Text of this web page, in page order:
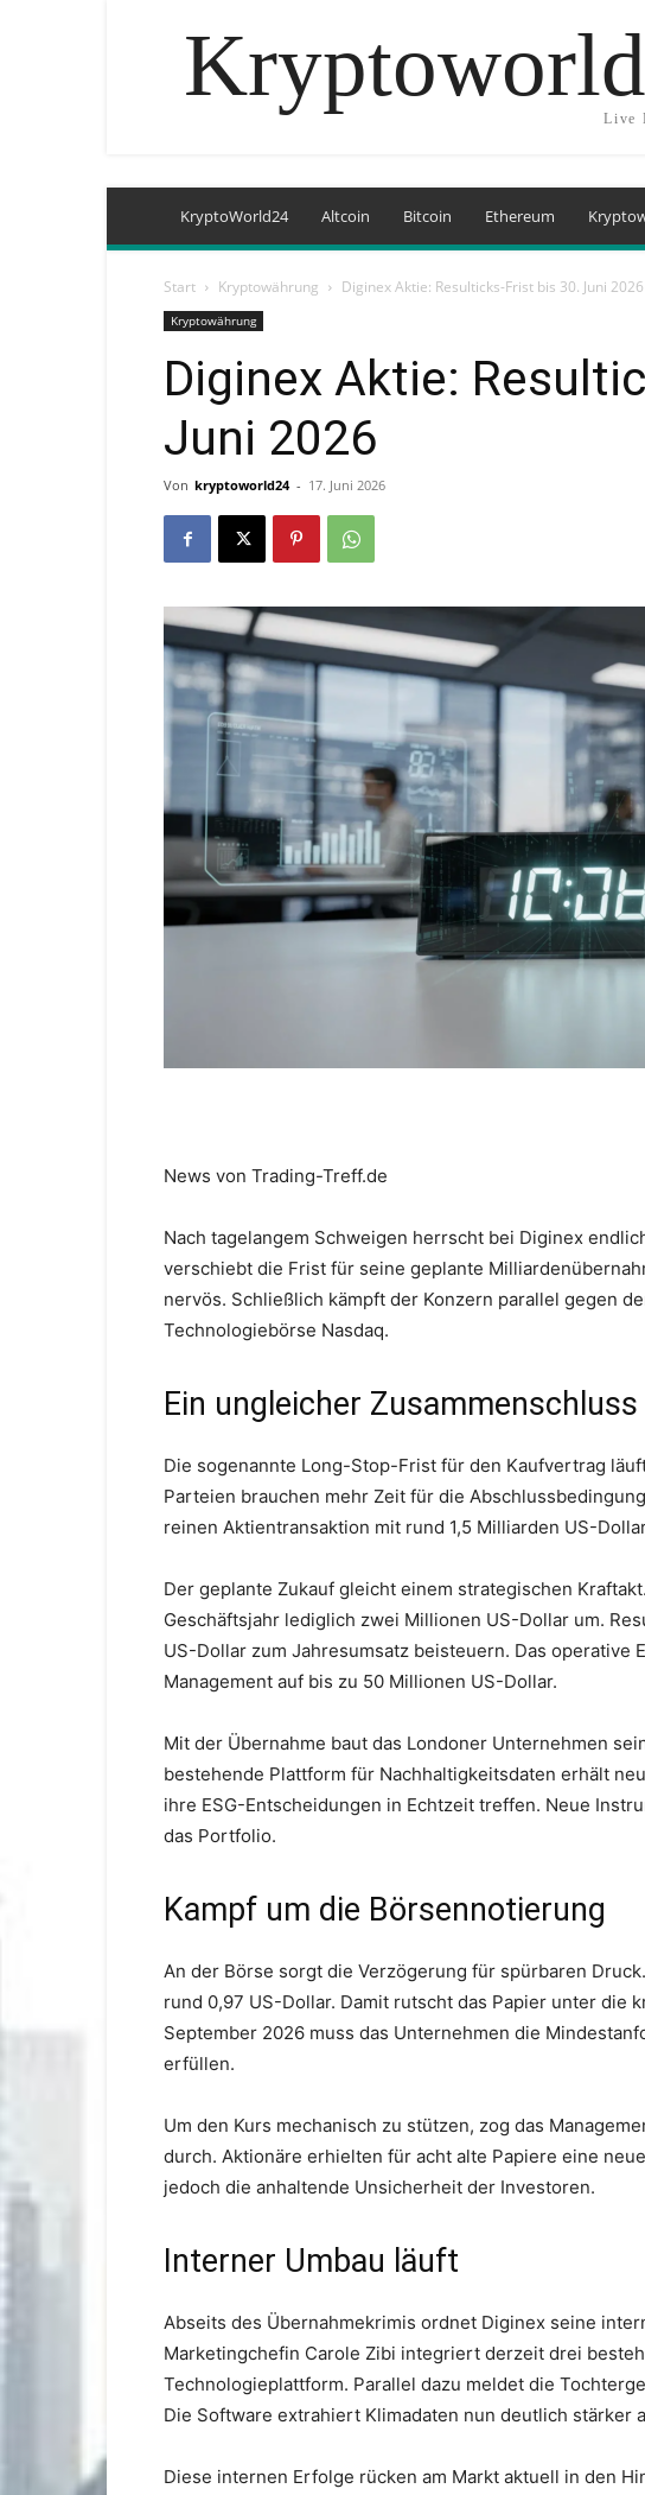
Live
KryptoWorld24 Altcoin Bitcoin Ethereum
Start Kryptowährung Diginex Aktie: Resulticks-Frist bis 30. Juni 2026
Kryptowährung
Diginex Aktie:
Juni 2026
Von kryptoworld24 - 17. Juni 2026
News von Trading-Treff.de
Nach tagelangem Schweigen herrscht bei Diginex
verschiebt die Frist für seine geplante
nervös. Schließlich kämpft der Konzern parallel gegen
Technologiebörse Nasdaq.
Ein ungleicher Zusammenschluss
Die sogenannte Long-Stop-Frist für den Kaufvertrag
Parteien brauchen mehr Zeit für die
reinen Aktientransaktion mit rund 1,5 Milliarden US-
Der geplante Zukauf gleicht einem strategischen
Geschäftsjahr lediglich zwei Millionen US-Dollar um.
US-Dollar zum Jahresumsatz beisteuern. Das operative
Management auf bis zu 50 Millionen US-Dollar.
Mit der Übernahme baut das Londoner Unternehmen
bestehende Plattform für Nachhaltigkeitsdaten erhält
ihre ESG-Entscheidungen in Echtzeit treffen. Neue
das Portfolio.
Kampf um die Börsennotierung
An der Börse sorgt die Verzögerung für spürbaren
rund 0,97 US-Dollar. Damit rutscht das Papier unter die
September 2026 muss das Unternehmen die
erfüllen.
Um den Kurs mechanisch zu stützen, zog das
durch. Aktionäre erhielten für acht alte Papiere eine
jedoch die anhaltende Unsicherheit der Investoren.
Interner Umbau läuft
Abseits des Übernahmekrimis ordnet Diginex seine
Marketingchefin Carole Zibi integriert derzeit drei
Technologieplattform. Parallel dazu meldet die
Die Software extrahiert Klimadaten nun deutlich stärker
Diese internen Erfolge rücken am Markt aktuell in den